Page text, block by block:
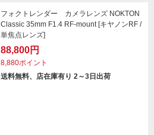
フォクトレンダー カメラレンズ NOKTON
Classic 35mm F1.4 RF-mount [キヤノンRF /
単焦点レンズ]
88,800円
8,880ポイント
送料無料、店在庫有り 2～3日出荷